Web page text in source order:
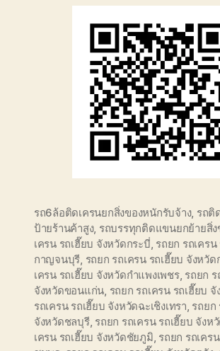
รถ6ล้อติดเครนยกสิ่งของหนักรับจ้าง, รถติ
ป้ายร้านค้าสูง, รถบรรทุกติดแขนยกย้ายสิ่
เครน รถเฮี๊ยบ จังหวัดกระบี่, รถยก รถเคร
กาญจนบุรี, รถยก รถเครน รถเฮี๊ยบ จังหวั
เครน รถเฮี๊ยบ จังหวัดกำแพงเพชร, รถยก ร
จังหวัดขอนแก่น, รถยก รถเครน รถเฮี๊ยบ
รถเครน รถเฮี๊ยบ จังหวัดฉะเชิงเทรา, รถยก
จังหวัดชลบุรี, รถยก รถเครน รถเฮี๊ยบ จังห
เครน รถเฮี๊ยบ จังหวัดชัยภูมิ, รถยก รถเคร